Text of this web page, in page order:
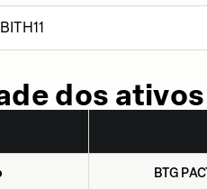
BITH11
dos
BTG